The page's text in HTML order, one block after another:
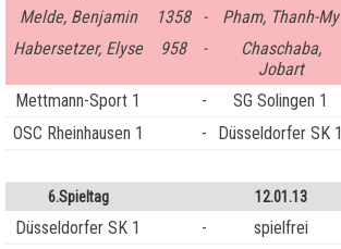
Melde, Benjamin
1358 - Pham, Thanh-My
Habersetzer, Elyse
958 -
Chaschaba,
Jobart
Mettmann-Sport 1 - SG Solingen 1
OSC Rheinhausen 1
- Düsseldorfer SK 1
6.Spieltag 12.01.13
Düsseldorfer SK 1 - spielfrei